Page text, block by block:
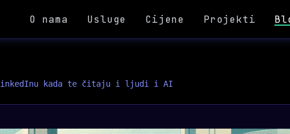
O nama Usluge Cijene Projekti
kada te čitaju i ljudi i AI